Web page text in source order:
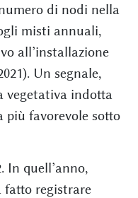
di nodi nella
misti annuali,
all’installazione
Un segnale,
vegetativa indotta
favorevole sotto
In quell’anno,
fatto registrare